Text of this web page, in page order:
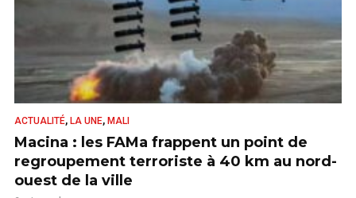
ACTUALITÉ, LA UNE, MALI
Macina : les FAMa frappent un point de
regroupement terroriste à 40 km au nord-
ouest de la ville